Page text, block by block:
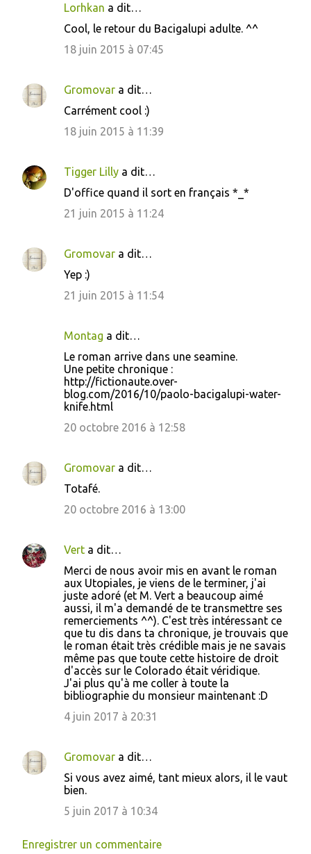
Lorhkan a dit…
Cool, le retour du Bacigalupi adulte. ^^
18 juin 2015 à 07:45
Gromovar a dit…
Carrément cool :)
18 juin 2015 à 11:39
Tigger Lilly a dit…
D'office quand il sort en français *_*
21 juin 2015 à 11:24
Gromovar a dit…
Yep :)
21 juin 2015 à 11:54
Montag a dit…
Le roman arrive dans une seamine.
Une petite chronique :
http://fictionaute.over-
blog.com/2016/10/paolo-bacigalupi-water-
knife.html
20 octobre 2016 à 12:58
Gromovar a dit…
Totafé.
20 octobre 2016 à 13:00
Vert a dit…
Merci de nous avoir mis en avant le roman
aux Utopiales, je viens de le terminer, j'ai
juste adoré (et M. Vert a beaucoup aimé
aussi, il m'a demandé de te transmettre ses
remerciements ^^). C'est très intéressant ce
que tu dis dans ta chronique, je trouvais que
le roman était très crédible mais je ne savais
même pas que toute cette histoire de droit
d'accès sur le Colorado était véridique.
J'ai plus qu'à me coller à toute la
bibliographie du monsieur maintenant :D
4 juin 2017 à 20:31
Gromovar a dit…
Si vous avez aimé, tant mieux alors, il le vaut
bien.
5 juin 2017 à 10:34
Enregistrer un commentaire